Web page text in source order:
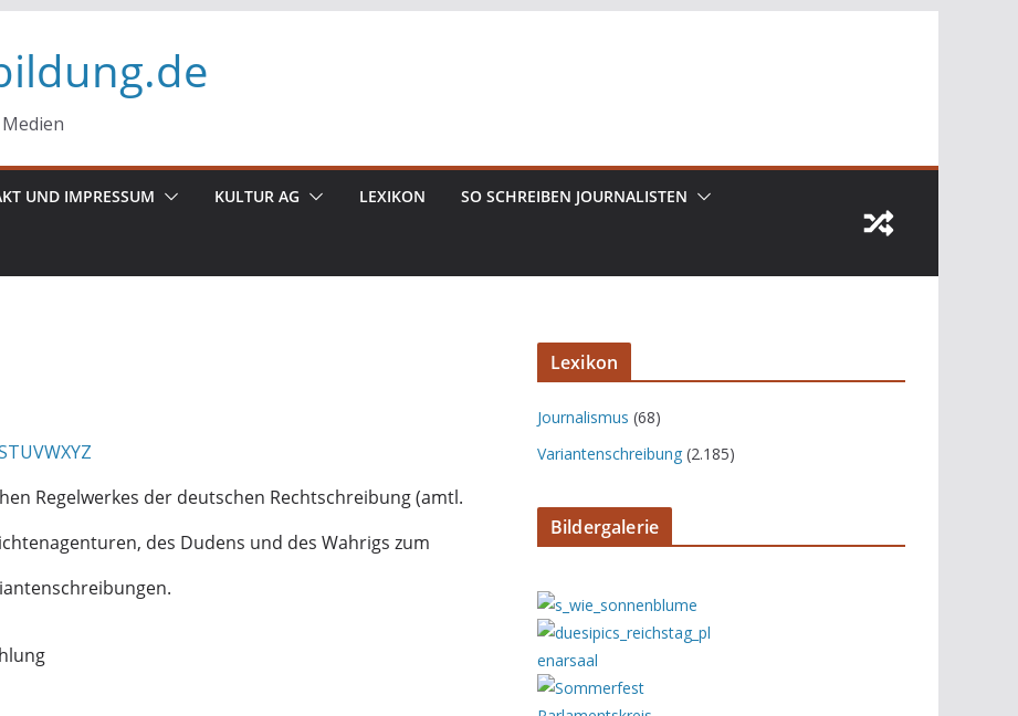
UND IMPRESSUM KULTUR AG LEXIKON SO SCHREIBEN JOURNALISTEN
TUVWXYZ
Regelwerkes der deutschen Rechtschreibung (amtl.
des Dudens und des Wahrigs zum
Lexikon
Journalismus (68)
Variantenschreibung (2.185)
Bildergalerie